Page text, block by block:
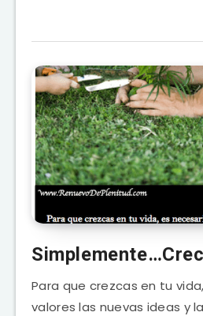
Para que crezcas en tu
valores las nuevas ideas y